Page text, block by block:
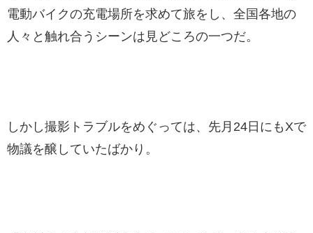
電動バイクの充電場所を求めて旅をし、全国各地の
人々と触れ合うシーンは見どころの一つだ。
しかし撮影トラブルをめぐっては、先月24日にもXで
物議を醸していたばかり。